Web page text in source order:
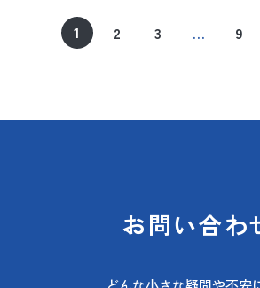
1 2 3 … 9
お問い合わ